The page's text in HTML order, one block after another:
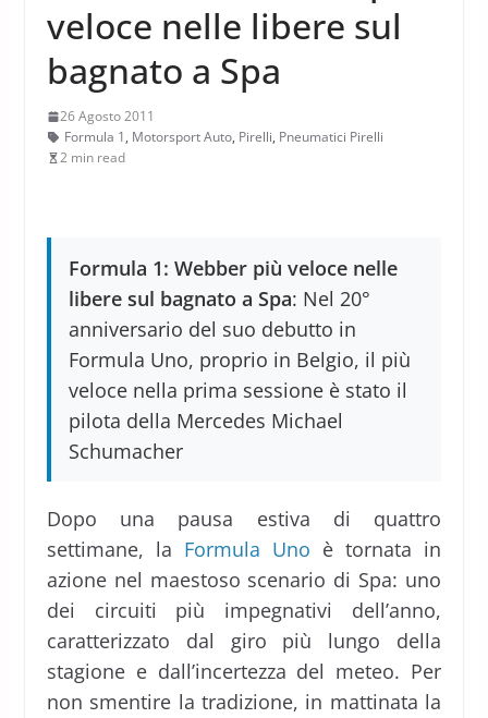
veloce nelle libere sul
bagnato a Spa
26 Agosto 2011
Formula 1, Motorsport Auto, Pirelli, Pneumatici Pirelli
2 min read
Formula 1: Webber più veloce nelle
libere sul bagnato a Spa: Nel 20°
anniversario del suo debutto in
Formula Uno, proprio in Belgio, il più
veloce nella prima sessione è stato il
pilota della Mercedes Michael
Schumacher
Dopo una pausa estiva di quattro
settimane, la Formula Uno è tornata in
azione nel maestoso scenario di Spa: uno
dei circuiti più impegnativi dell’anno,
caratterizzato dal giro più lungo della
stagione e dall’incertezza del meteo. Per
non smentire la tradizione, in mattinata la